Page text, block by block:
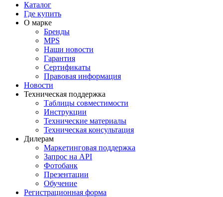
Каталог
Где купить
О марке
Бренды
MPS
Наши новости
Гарантия
Сертификаты
Правовая информация
Новости
Техническая поддержка
Таблицы совместимости
Инструкции
Технические материалы
Техническая консультация
Дилерам
Маркетинговая поддержка
Запрос на API
Фотобанк
Презентации
Обучение
Регистрационная форма